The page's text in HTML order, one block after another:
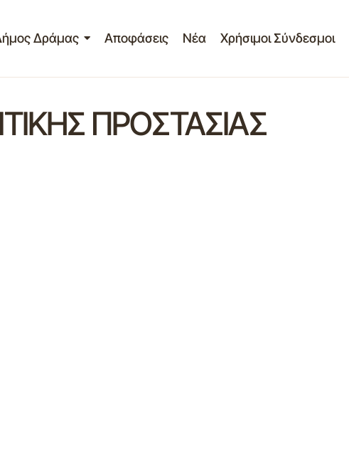
Δράμας Αποφάσεις Νέα Χρήσιμοι Σύνδεσμοι
ΠΡΟΣΤΑΣΙΑΣ